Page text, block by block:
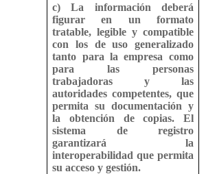
c) La información deberá
figurar en un formato
tratable, legible y compatible
con los de uso generalizado
tanto para la empresa como
para las personas
trabajadoras y las
autoridades competentes, que
permita su documentación y
la obtención de copias. El
sistema de registro
garantizará la
interoperabilidad que permita
su acceso y gestión.